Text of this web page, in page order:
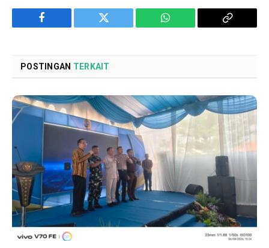
Facebook Twitter WhatsApp
Copy
POSTINGAN TERKAIT